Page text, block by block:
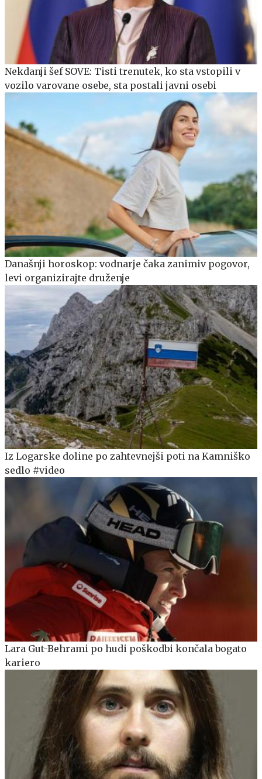
Nekdanji šef SOVE: Tisti trenutek, ko sta vstopili v
vozilo varovane osebe, sta postali javni osebi
Današnji horoskop: vodnarje čaka zanimiv pogovor,
levi organizirajte druženje
Iz Logarske doline po zahtevnejši poti na Kamniško
sedlo #video
Lara Gut-Behrami po hudi poškodbi končala bogato
kariero